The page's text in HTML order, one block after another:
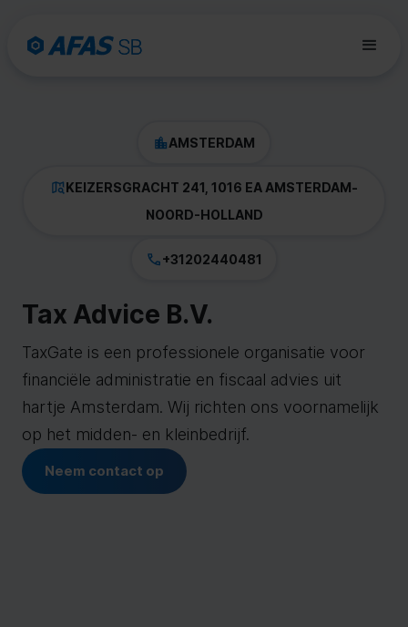
AMSTERDAM
KEIZERSGRACHT 241, 1016 EA AMSTERDAM-
NOORD-HOLLAND
+31202440481
Tax Advice B.V.
TaxGate is een professionele organisatie voor
financiële administratie en fiscaal advies uit
hartje Amsterdam. Wij richten ons voornamelijk
op het midden- en kleinbedrijf.
Neem contact op